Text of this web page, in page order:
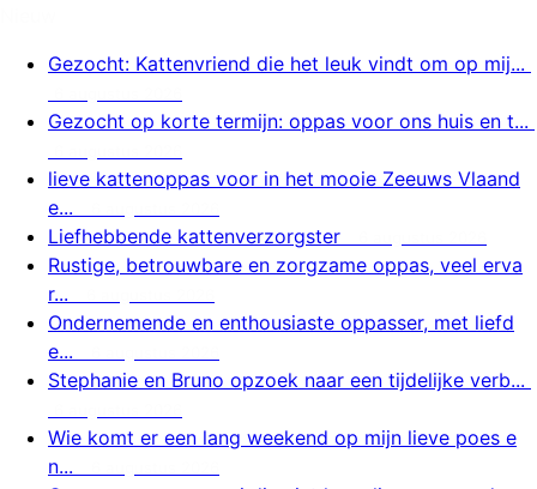
Gezocht: Kattenvriend die het leuk vindt om op mij...
Gezocht op korte termijn: oppas voor ons huis en t...
lieve kattenoppas voor in het mooie Zeeuws Vlaand
e...
Liefhebbende kattenverzorgster
Rustige, betrouwbare en zorgzame oppas, veel erva
r...
Ondernemende en enthousiaste oppasser, met liefd
e...
Stephanie en Bruno opzoek naar een tijdelijke verb...
Wie komt er een lang weekend op mijn lieve poes e
n...